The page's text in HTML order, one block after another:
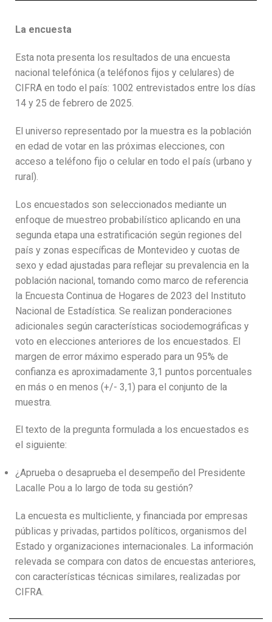
La encuesta
Esta nota presenta los resultados de una encuesta
nacional telefónica (a teléfonos fijos y celulares) de
CIFRA en todo el país: 1002 entrevistados entre los días
14 y 25 de febrero de 2025.
El universo representado por la muestra es la población
en edad de votar en las próximas elecciones, con
acceso a teléfono fijo o celular en todo el país (urbano y
rural).
Los encuestados son seleccionados mediante un
enfoque de muestreo probabilístico aplicando en una
segunda etapa una estratificación según regiones del
país y zonas específicas de Montevideo y cuotas de
sexo y edad ajustadas para reflejar su prevalencia en la
población nacional, tomando como marco de referencia
la Encuesta Continua de Hogares de 2023 del Instituto
Nacional de Estadística. Se realizan ponderaciones
adicionales según características sociodemográficas y
voto en elecciones anteriores de los encuestados. El
margen de error máximo esperado para un 95% de
confianza es aproximadamente 3,1 puntos porcentuales
en más o en menos (+/- 3,1) para el conjunto de la
muestra.
El texto de la pregunta formulada a los encuestados es
el siguiente:
¿Aprueba o desaprueba el desempeño del Presidente
Lacalle Pou a lo largo de toda su gestión?
La encuesta es multicliente, y financiada por empresas
públicas y privadas, partidos políticos, organismos del
Estado y organizaciones internacionales. La información
relevada se compara con datos de encuestas anteriores,
con características técnicas similares, realizadas por
CIFRA.